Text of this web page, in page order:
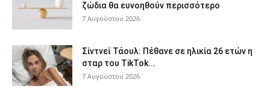
ζώδια θα ευνοηθούν περισσότερο
7 Αυγούστου 2026
Σίντνεϊ Τάουλ: Πέθανε σε ηλικία 26 ετών η
σταρ του TikTok...
7 Αυγούστου 2026